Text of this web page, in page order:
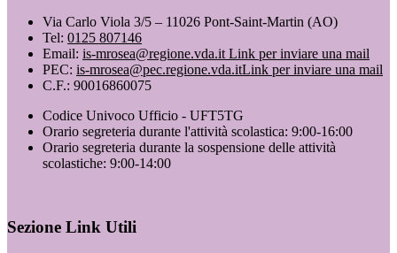
Via Carlo Viola 3/5 – 11026 Pont-Saint-Martin (AO)
Tel: 0125 807146
Email: is-mrosea@regione.vda.it Link per inviare una mail
PEC: is-mrosea@pec.regione.vda.itLink per inviare una mail
C.F.: 90016860075
Codice Univoco Ufficio - UFT5TG
Orario segreteria durante l'attività scolastica: 9:00-16:00
Orario segreteria durante la sospensione delle attività
scolastiche: 9:00-14:00
Sezione Link Utili